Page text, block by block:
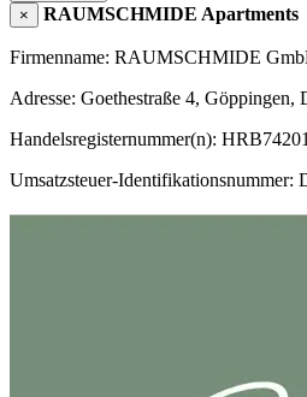
×
RAUMSCHMIDE Apartments
Firmenname: RAUMSCHMIDE
Adresse: Goethestraße 4, Göppingen,
Handelsregisternummer(n):
Umsatzsteuer-Identifikationsnummer: